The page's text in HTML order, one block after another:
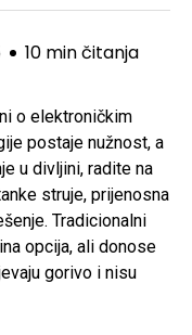
10 min čitanja
o elektroničkim
postaje nužnost, a
u divljini, radite na
struje, prijenosna
Tradicionalni
opcija, ali donose
gorivo i nisu